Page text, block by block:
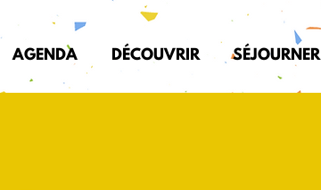
AGENDA DÉCOUVRIR SÉJOURNER